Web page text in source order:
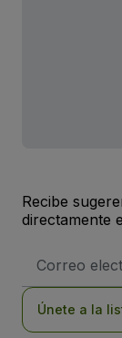
Recibe
directamente
de
Únete a la